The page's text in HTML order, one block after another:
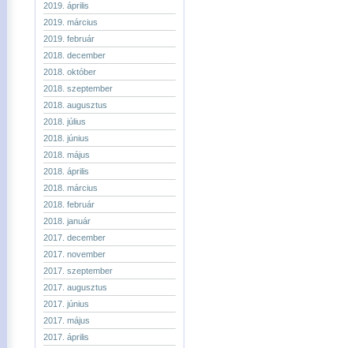
2019. április
2019. március
2019. február
2018. december
2018. október
2018. szeptember
2018. augusztus
2018. július
2018. június
2018. május
2018. április
2018. március
2018. február
2018. január
2017. december
2017. november
2017. szeptember
2017. augusztus
2017. június
2017. május
2017. április